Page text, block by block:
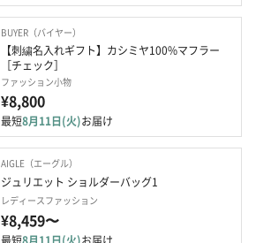
BUYER（バイヤー）
【刺繍名入れギフト】カシミヤ100%マフラー
［チェック］
ファッション小物
¥8,800
最短8月11日(火)お届け
AIGLE（エーグル）
ジュリエット ショルダーバッグ1
レディースファッション
¥8,459〜